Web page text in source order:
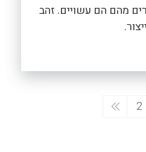
מהם הם עשויים. זהב
עמוד
You're currently reading
עמוד
2 עמוד
הבא